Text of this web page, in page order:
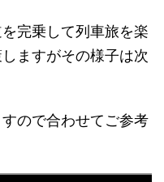
完乗して列車旅を楽
ますがその様子は次
ので合わせてご参考